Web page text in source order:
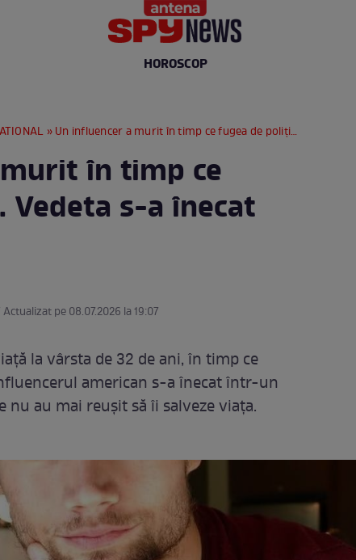
HOROSCOP
» Un influencer a murit în timp ce fugea de poliție. Vedeta s-a înecat într-un lac
în timp ce
s-a înecat
pe 08.07.2026 la 19:07
la vârsta de 32 de ani, în timp ce
american s-a înecat într-un
nu au mai reușit să îi salveze viața.